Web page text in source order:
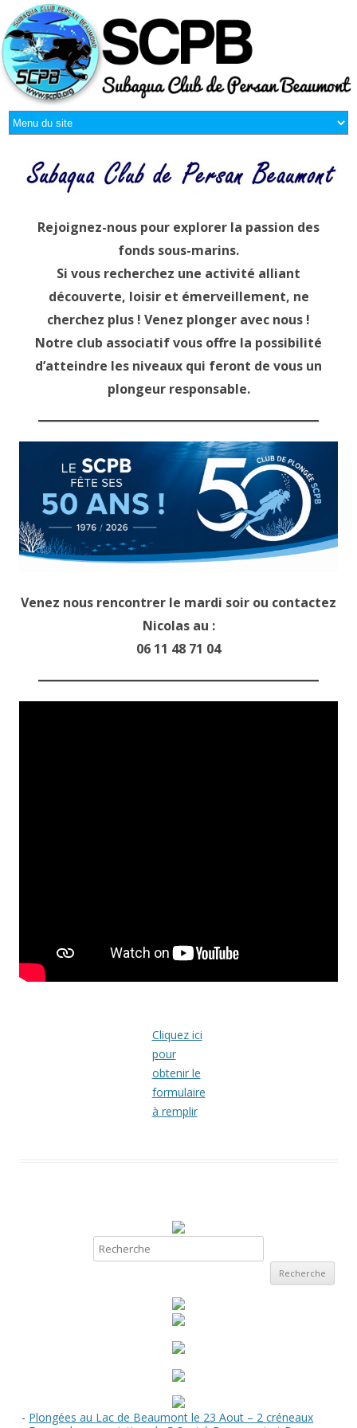
Rejoignez-nous pour explorer la passion des
fonds sous-marins.
Si vous recherchez une activité alliant
découverte, loisir et émerveillement, ne
cherchez plus ! Venez plonger avec nous !
Notre club associatif vous offre la possibilité
d’atteindre les niveaux qui feront de vous un
plongeur responsable.
Venez nous rencontrer le mardi soir ou contactez
Nicolas au :
06 11 48 71 04
Cliquez ici
pour
obtenir le
formulaire
à remplir
Recherche
- Plongées au Lac de Beaumont le 23 Aout – 2 créneaux